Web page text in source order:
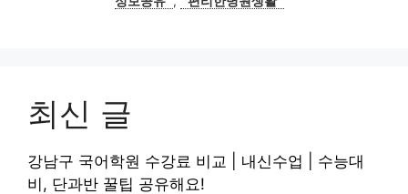
최신 글
강남구 국어학원 수강료 비교 | 내신수업 | 수능대
비, 단과반 꿀팁 공유해요!